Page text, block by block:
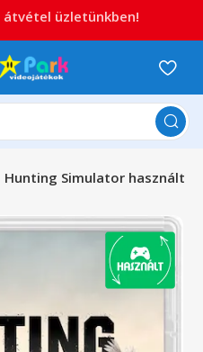
Hunting Simulator használt
átvétel üzletünkben!